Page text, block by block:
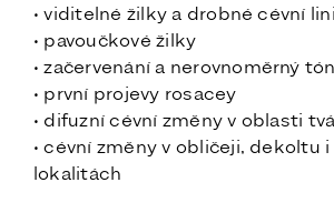
• viditelné žilky a drobné cévní
• pavoučkové žilky
• začervenání a nerovnoměrný
• první projevy rosacey
• difuzní cévní změny v oblasti
• cévní změny v obličeji, dekoltu
lokalitách